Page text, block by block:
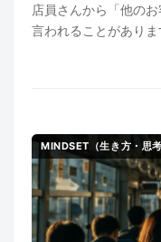
店員さんから「他の
言われることがあり
MINDSET（生き方・思考